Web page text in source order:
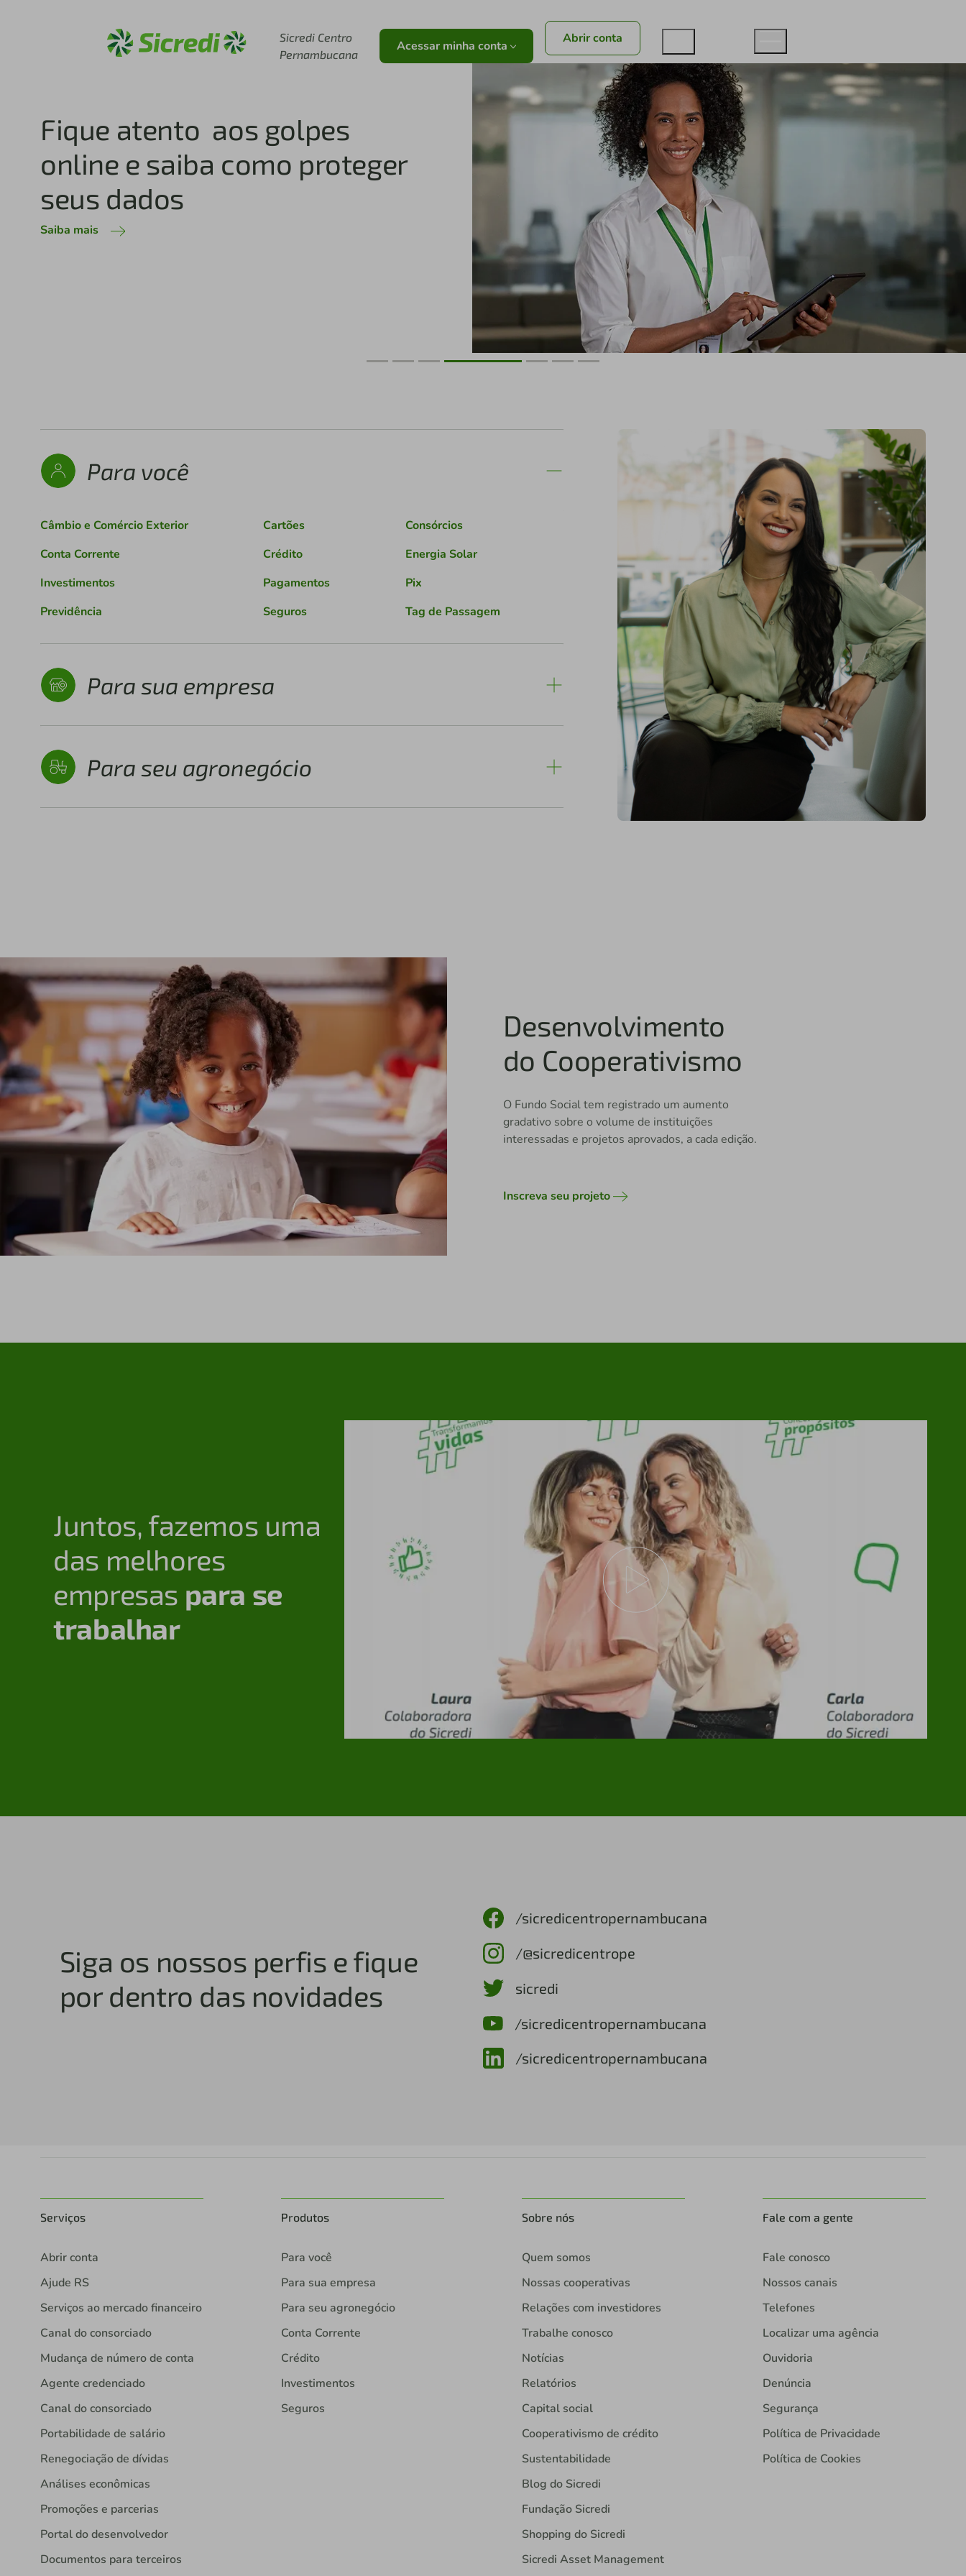
Sicredi Centro
Pernambucana
Acessar minha conta Abrir conta
Atendimento próximo também
no WhatsApp
Clique aqui e saiba mais
Para você
Câmbio e Comércio Exterior Cartões
Consórcios
Conta Corrente
Crédito
Energia Solar
Investimentos
Pagamentos
Pix
Previdência
Seguros Tag de Passagem
Para sua empresa
Para seu agronegócio
Desenvolvimento
do Cooperativismo
O Fundo Social tem registrado um aumento
gradativo sobre o volume de instituições
interessadas e projetos aprovados, a cada edição.
Inscreva seu projeto
Juntos, fazemos uma
das melhores
empresas para se
trabalhar
Siga os nossos perfis e fique
por dentro das novidades
/sicredicentropernambucana
/@sicredicentrope
sicredi
/sicredicentropernambucana
/sicredicentropernambucana
Serviços
Abrir conta
Ajude RS
Serviços ao mercado financeiro
Canal do consorciado
Mudança de número de conta
Agente credenciado
Canal do consorciado
Portabilidade de salário
Renegociação de dívidas
Análises econômicas
Promoções e parcerias
Portal do desenvolvedor
Documentos para terceiros
Produtos
Para você
Para sua empresa
Para seu agronegócio
Conta Corrente
Crédito
Investimentos
Seguros
Sobre nós
Quem somos
Nossas cooperativas
Relações com investidores
Trabalhe conosco
Notícias
Relatórios
Capital social
Cooperativismo de crédito
Sustentabilidade
Blog do Sicredi
Fundação Sicredi
Shopping do Sicredi
Sicredi Asset Management
Fale com a gente
Fale conosco
Nossos canais
Telefones
Localizar uma agência
Ouvidoria
Denúncia
Segurança
Política de Privacidade
Política de Cookies